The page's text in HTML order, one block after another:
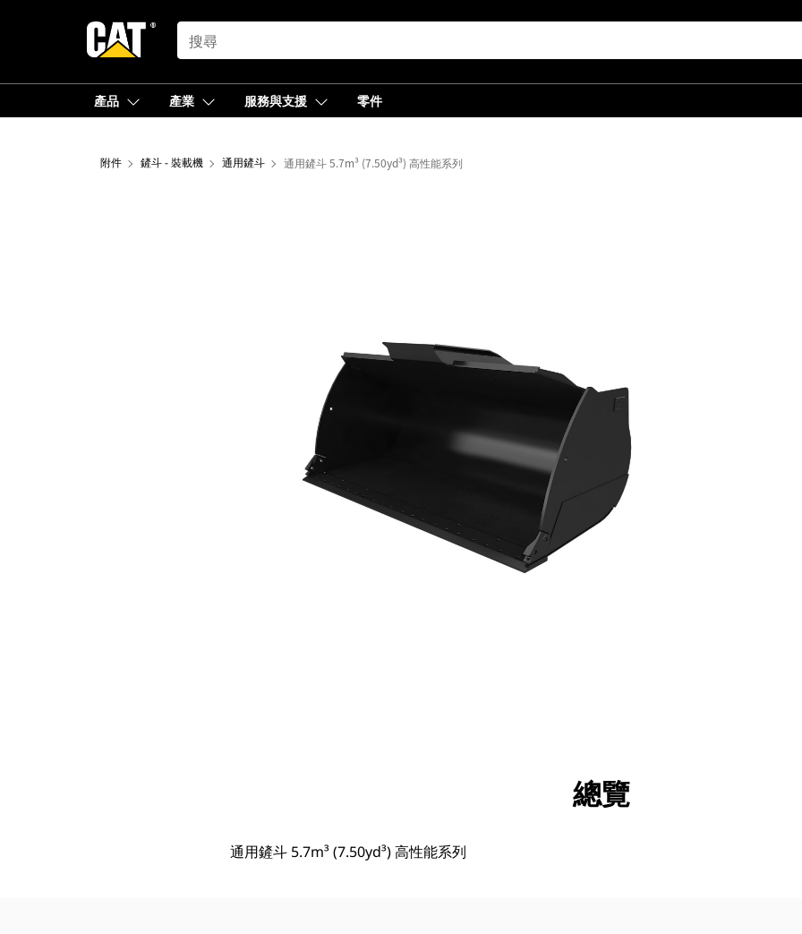
SEARCH
產品 產業 服務與支援 零件
附件 鏟斗 - 裝載機 通用鏟斗 通用鏟斗 5.7m³ (7.50yd³) 高性能系列
導覽總覽
通用鏟斗 5.7m³ (7.50yd³) 高性能系列